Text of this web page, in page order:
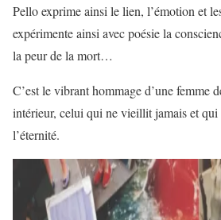
Pello exprime ainsi le lien, l’émotion et
expérimente ainsi avec poésie la
la peur de la mort…
C’est le vibrant hommage d’une femme
intérieur, celui qui ne vieillit jamais et
l’éternité.